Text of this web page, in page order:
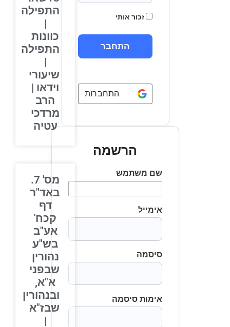
זכור אותי
התחברות באמצעותGoogle
הרשמה
שם משתמש
אימייל
סיסמה
אימות סיסמה
התפילה
כוונות
התפילה
שיעורי
וידאו |
הרב
מרדכי
עטיה
מס' 7.
באד"ר
דף
קכח'
אע"ב
בש"ע
נהורין
שבפני
א"א,
ובנהורין
שבז"א